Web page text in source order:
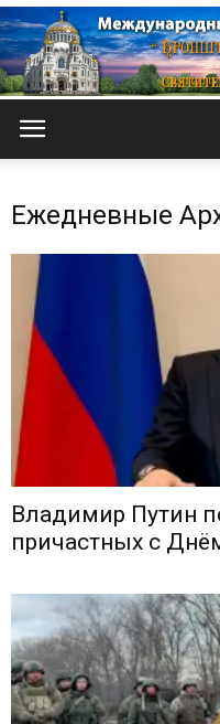
Ежедневные
Владимир Путин
причастных с